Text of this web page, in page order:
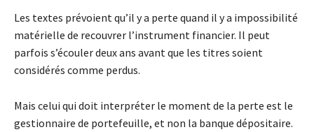
Les textes prévoient qu’il y a perte quand il y a impossibilité
matérielle de recouvrer l’instrument financier. Il peut
parfois s’écouler deux ans avant que les titres soient
considérés comme perdus.
Mais celui qui doit interpréter le moment de la perte est le
gestionnaire de portefeuille, et non la banque dépositaire.